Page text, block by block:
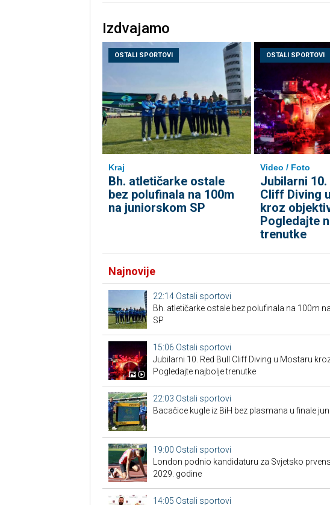
Izdvajamo
OSTALI SPORTOVI
Kraj
Bh. atletičarke ostale
bez polufinala na 100m
na juniorskom SP
OSTALI SPORTOVI
Video / Foto
Jubilarni 10.
Cliff Diving
kroz
Pogledajte
trenutke
Najnovije
22:14 Ostali sportovi
Bh. atletičarke ostale bez polufinala na 100m
SP
15:06 Ostali sportovi
Jubilarni 10. Red Bull Cliff Diving u Mostaru
Pogledajte najbolje trenutke
22:03 Ostali sportovi
Bacačice kugle iz BiH bez plasmana u finale
19:00 Ostali sportovi
London podnio kandidaturu za Svjetsko
2029. godine
14:05 Ostali sportovi